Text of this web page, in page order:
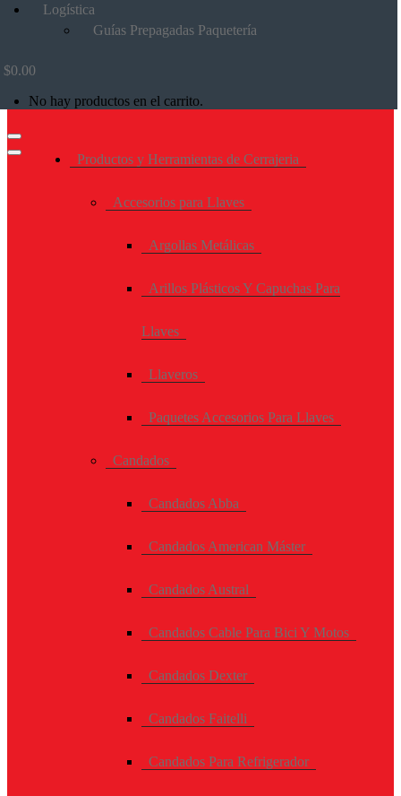
Logística
Guías Prepagadas Paquetería
$0.00
No hay productos en el carrito.
Productos y Herramientas de Cerrajeria
Accesorios para Llaves
Argollas Metálicas
Arillos Plásticos Y Capuchas Para
Llaves
Llaveros
Paquetes Accesorios Para Llaves
Candados
Candados Abba
Candados American Máster
Candados Austral
Candados Cable Para Bici Y Motos
Candados Dexter
Candados Faitelli
Candados Para Refrigerador